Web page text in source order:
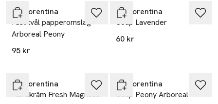
La Florentina
Fast tvål papperomslag
Arboreal Peony
95 kr
La Florentina
Soap Lavender
60 kr
La Florentina
Handkräm Fresh Magnolia
La Florentina
Soap Peony Arboreal